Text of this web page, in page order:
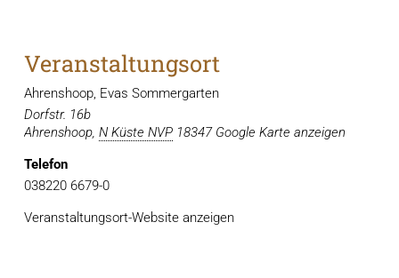
Veranstaltungsort
Ahrenshoop, Evas Sommergarten
Dorfstr. 16b
Ahrenshoop, N Küste NVP 18347 Google Karte anzeigen
Telefon
038220 6679-0
Veranstaltungsort-Website anzeigen